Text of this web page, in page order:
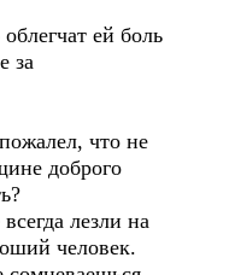
ей боль
за
что не
доброго
лезли на
человек.